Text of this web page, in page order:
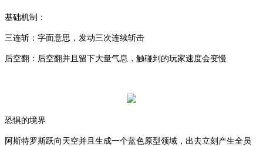
基础机制：
三连斩：字面意思，发动三次连续斩击
后空翻：后空翻并且留下大量气息，触碰到的玩家速度会变慢
恐惧的境界
阿斯特罗斯跃向天空并且生成一个蓝色原型领域，出去立刻产生全员